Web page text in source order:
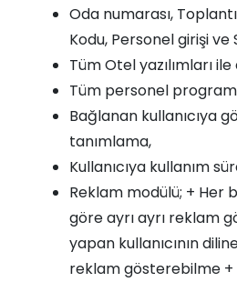
Oda numarası,
Kodu, Personel girişi ve
Tüm Otel yazılımları
Tüm personel
Bağlanan kullanıcıya
tanımlama,
Kullanıcıya kullanım
Reklam modülü; + Her
göre ayrı ayrı reklam
yapan kullanıcının
reklam gösterebilme +